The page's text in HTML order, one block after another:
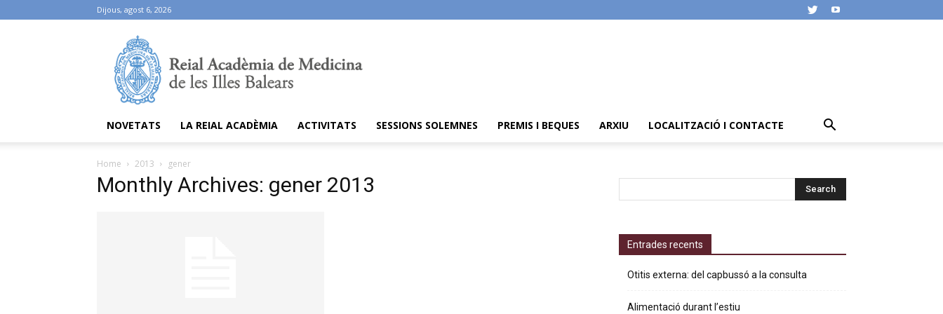
Dijous, agost 6, 2026
NOVETATS LA REIAL ACADÈMIA ACTIVITATS SESSIONS SOLEMNES PREMIS I BEQUES ARXIU LOCALITZACIÓ I CONTACTE
Home 2013 gener
Monthly Archives: gener 2013
Entrades recents
Otitis externa: del capbussó a la consulta
Alimentació durant l’estiu